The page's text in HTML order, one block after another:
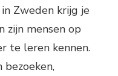
Zweden krijg je
zijn mensen op
te leren kennen.